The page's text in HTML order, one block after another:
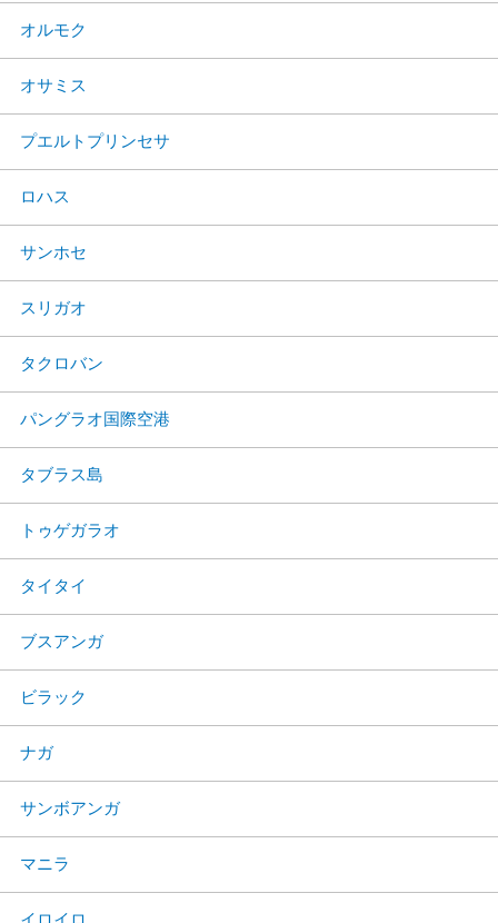
オルモク
オサミス
プエルトプリンセサ
ロハス
サンホセ
スリガオ
タクロバン
パングラオ国際空港
タブラス島
トゥゲガラオ
タイタイ
ブスアンガ
ビラック
ナガ
サンボアンガ
マニラ
イロイロ